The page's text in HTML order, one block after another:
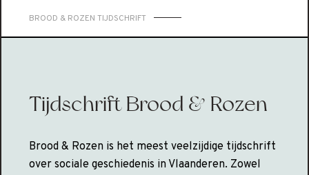
BROOD & ROZEN TIJDSCHRIFT
Tijdschrift Brood & Rozen
Brood & Rozen is het meest veelzijdige tijdschrift
over sociale geschiedenis in Vlaanderen. Zowel